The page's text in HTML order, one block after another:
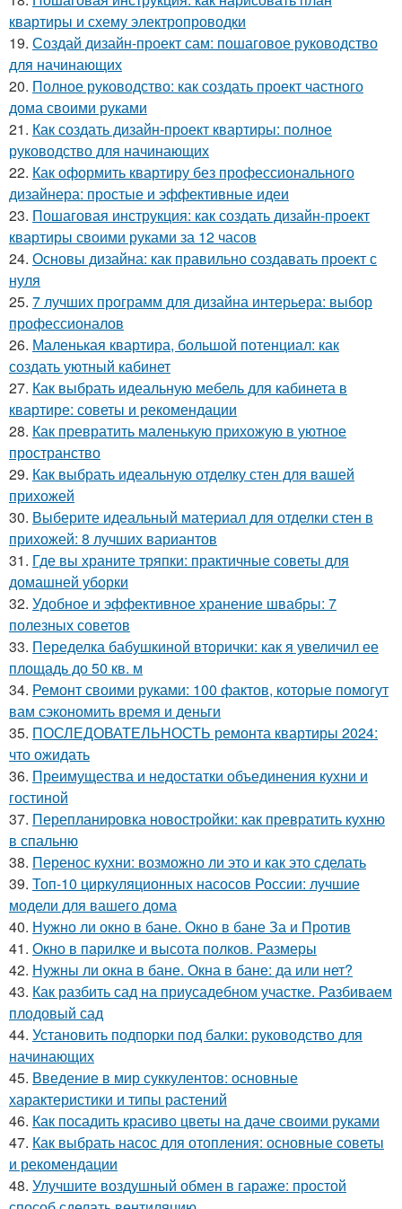
квартиры и схему электропроводки
19. Создай дизайн-проект сам: пошаговое руководство
для начинающих
20. Полное руководство: как создать проект частного
дома своими руками
21. Как создать дизайн-проект квартиры: полное
руководство для начинающих
22. Как оформить квартиру без профессионального
дизайнера: простые и эффективные идеи
23. Пошаговая инструкция: как создать дизайн-проект
квартиры своими руками за 12 часов
24. Основы дизайна: как правильно создавать проект с
нуля
25. 7 лучших программ для дизайна интерьера: выбор
профессионалов
26. Маленькая квартира, большой потенциал: как
создать уютный кабинет
27. Как выбрать идеальную мебель для кабинета в
квартире: советы и рекомендации
28. Как превратить маленькую прихожую в уютное
пространство
29. Как выбрать идеальную отделку стен для вашей
прихожей
30. Выберите идеальный материал для отделки стен в
прихожей: 8 лучших вариантов
31. Где вы храните тряпки: практичные советы для
домашней уборки
32. Удобное и эффективное хранение швабры: 7
полезных советов
33. Переделка бабушкиной вторички: как я увеличил ее
площадь до 50 кв. м
34. Ремонт своими руками: 100 фактов, которые помогут
вам сэкономить время и деньги
35. ПОСЛЕДОВАТЕЛЬНОСТЬ ремонта квартиры 2024:
что ожидать
36. Преимущества и недостатки объединения кухни и
гостиной
37. Перепланировка новостройки: как превратить кухню
в спальню
38. Перенос кухни: возможно ли это и как это сделать
39. Топ-10 циркуляционных насосов России: лучшие
модели для вашего дома
40. Нужно ли окно в бане. Окно в бане За и Против
41. Окно в парилке и высота полков. Размеры
42. Нужны ли окна в бане. Окна в бане: да или нет?
43. Как разбить сад на приусадебном участке. Разбиваем
плодовый сад
44. Установить подпорки под балки: руководство для
начинающих
45. Введение в мир суккулентов: основные
характеристики и типы растений
46. Как посадить красиво цветы на даче своими руками
47. Как выбрать насос для отопления: основные советы
и рекомендации
48. Улучшите воздушный обмен в гараже: простой